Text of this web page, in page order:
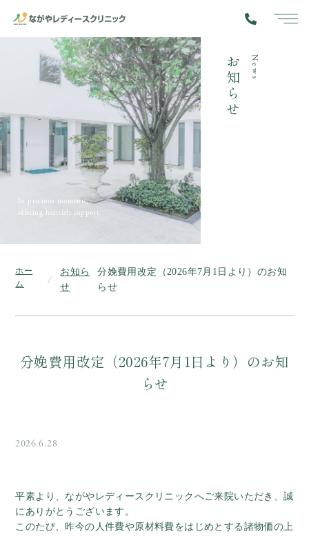
toggle
News
お知らせ
In precious moments,
offering heartfelt support.
ホー
ム
お知ら
せ
分娩費用改定（2026年7月1日より）のお知
らせ
分娩費用改定（2026年7月1日より）のお知
らせ
2026.6.28
平素より、ながやレディースクリニックへご来院いただき、誠
にありがとうございます。
このたび、昨今の人件費や原材料費をはじめとする諸物価の上